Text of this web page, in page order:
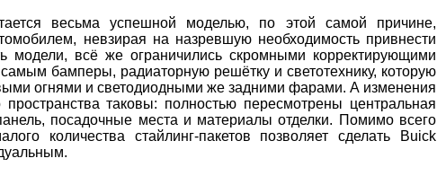
весьма успешной моделью, по этой самой причине,
невзирая на назревшую необходимость привнести
модели, всё же ограничились скромными корректирующими
бамперы, радиаторную решётку и светотехнику, которую
огнями и светодиодными же задними фарами. А изменения
пространства таковы: полностью пересмотрены центральная
посадочные места и материалы отделки. Помимо всего
количества стайлинг-пакетов позволяет сделать Buick